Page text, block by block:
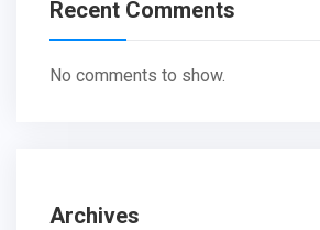
Recent Comments
No comments to show.
Archives